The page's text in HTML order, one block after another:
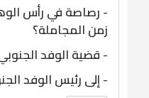
-رصاصة في رأس
زمن المجاملة؟
-قضية الوفد
-إلى رئيس الوفد